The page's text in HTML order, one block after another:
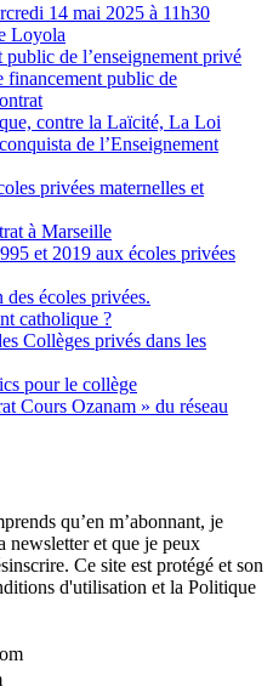
14 mai 2025 à 11h30
Loyola
de l’enseignement privé
financement public de
contre la Laïcité, La Loi
de l’Enseignement
privées maternelles et
à Marseille
et 2019 aux écoles privées
des écoles privées.
catholique ?
Collèges privés dans les
pour le collège
Cours Ozanam » du réseau
qu’en m’abonnant, je
newsletter et que je peux
Ce site est protégé et son
d'utilisation et la Politique